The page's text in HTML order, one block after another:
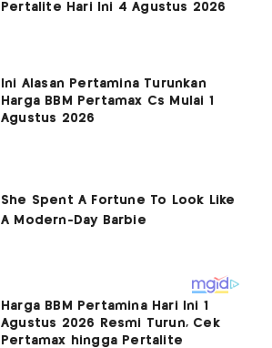
Pertalite Hari Ini 4 Agustus 2026
Ini Alasan Pertamina Turunkan
Harga BBM Pertamax Cs Mulai 1
Agustus 2026
Harga BBM Pertamina Hari Ini 1
Agustus 2026 Resmi Turun, Cek
Pertamax hingga Pertalite